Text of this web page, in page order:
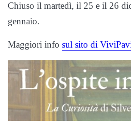
Chiuso il martedì, il 25 e il 26
gennaio.
Maggiori info sul sito di